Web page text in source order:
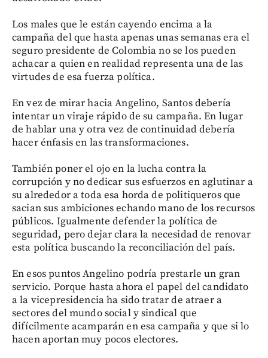
Los males que le están cayendo encima a la
campaña del que hasta apenas unas semanas era el
seguro presidente de Colombia no se los pueden
achacar a quien en realidad representa una de las
virtudes de esa fuerza política.
En vez de mirar hacia Angelino, Santos debería
intentar un viraje rápido de su campaña. En lugar
de hablar una y otra vez de continuidad debería
hacer énfasis en las transformaciones.
También poner el ojo en la lucha contra la
corrupción y no dedicar sus esfuerzos en aglutinar a
su alrededor a toda esa horda de politiqueros que
sacian sus ambiciones echando mano de los recursos
públicos. Igualmente defender la política de
seguridad, pero dejar clara la necesidad de renovar
esta política buscando la reconciliación del país.
En esos puntos Angelino podría prestarle un gran
servicio. Porque hasta ahora el papel del candidato
a la vicepresidencia ha sido tratar de atraer a
sectores del mundo social y sindical que
difícilmente acamparán en esa campaña y que si lo
hacen aportan muy pocos electores.